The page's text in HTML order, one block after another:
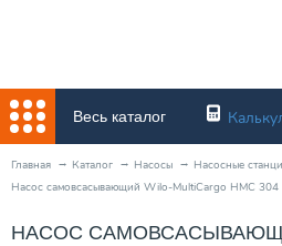
Весь каталог
Главная Каталог Насосы
Насосные
Насос самовсасывающий Wilo-MultiCargo HMC
НАСОС САМОВСАСЫВАЮЩИЙ